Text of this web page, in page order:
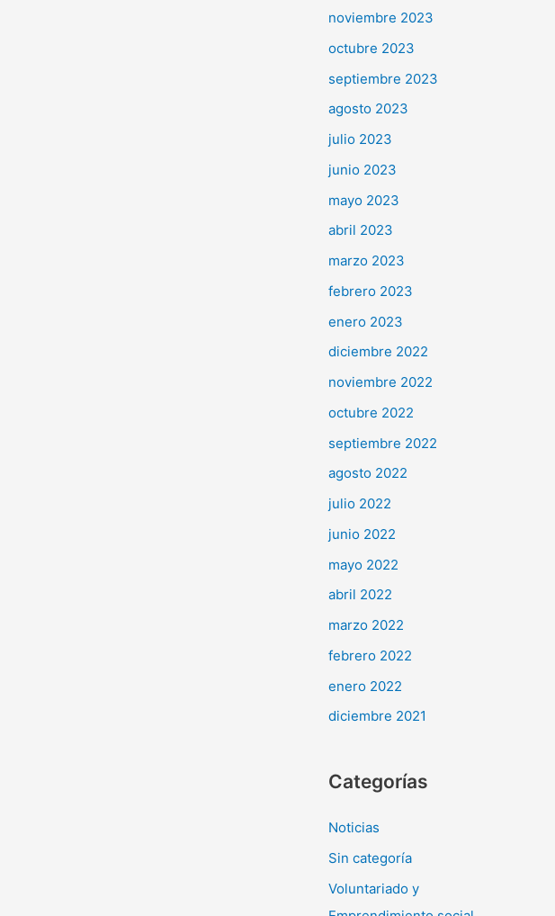
noviembre 2023
octubre 2023
septiembre 2023
agosto 2023
julio 2023
junio 2023
mayo 2023
abril 2023
marzo 2023
febrero 2023
enero 2023
diciembre 2022
noviembre 2022
octubre 2022
septiembre 2022
agosto 2022
julio 2022
junio 2022
mayo 2022
abril 2022
marzo 2022
febrero 2022
enero 2022
diciembre 2021
Categorías
Noticias
Sin categoría
Voluntariado y